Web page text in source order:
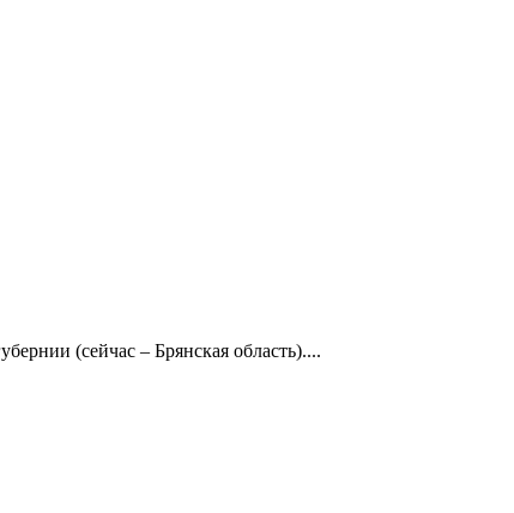
(сейчас – Брянская область)....